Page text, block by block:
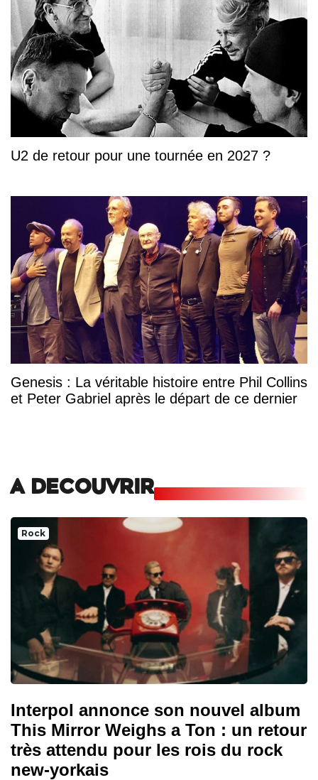
U2 de retour pour une tournée en 2027 ?
Genesis : La véritable histoire entre Phil Collins
et Peter Gabriel après le départ de ce dernier
A DECOUVRIR
Rock
Interpol annonce son nouvel album
This Mirror Weighs a Ton : un retour
très attendu pour les rois du rock
new-yorkais